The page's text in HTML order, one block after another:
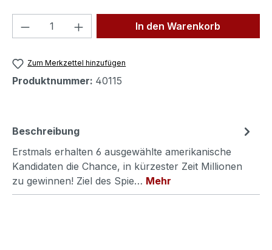
Produkt Anzahl: Gib denIn den Warenkorb
Zum Merkzettel hinzufügen
Produktnummer: 40115
Beschreibung
Erstmals erhalten 6 ausgewählte amerikanische
Kandidaten die Chance, in kürzester Zeit Millionen
zu gewinnen! Ziel des Spie… Mehr